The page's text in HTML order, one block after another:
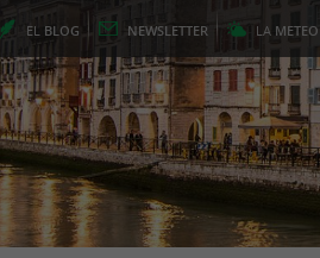
EL BLOG NEWSLETTER LA METEO